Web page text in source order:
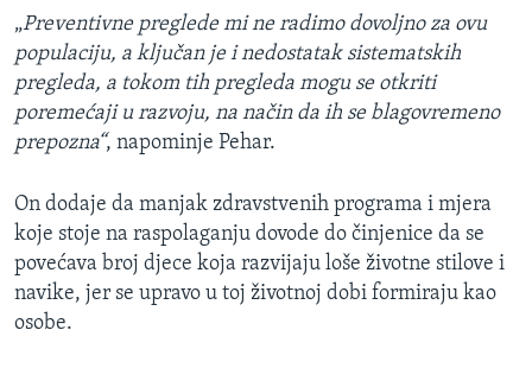
„Preventivne preglede mi ne radimo dovoljno za ovu
populaciju, a ključan je i nedostatak sistematskih
pregleda, a tokom tih pregleda mogu se otkriti
poremećaji u razvoju, na način da ih se blagovremeno
prepozna“, napominje Pehar.
On dodaje da manjak zdravstvenih programa i mjera
koje stoje na raspolaganju dovode do činjenice da se
povećava broj djece koja razvijaju loše životne stilove i
navike, jer se upravo u toj životnoj dobi formiraju kao
osobe.